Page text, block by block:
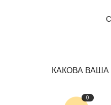
КАКОВА
0